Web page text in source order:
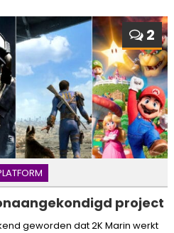
2
project
geworden dat 2K Marin werkt